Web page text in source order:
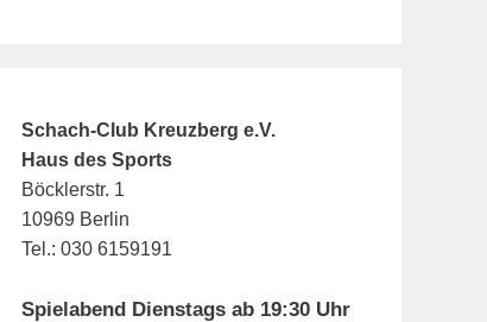
Schach-Club Kreuzberg e.V.
Haus des Sports
Böcklerstr. 1
10969 Berlin
Tel.: 030 6159191
Spielabend Dienstags ab 19:30 Uhr